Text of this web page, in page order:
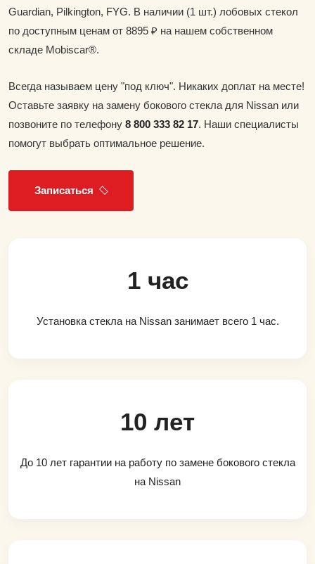
Guardian, Pilkington, FYG. В наличии (1 шт.) лобовых стекол
по доступным ценам от 8895 ₽ на нашем собственном
складе Mobiscar®.
Всегда называем цену "под ключ". Никаких доплат на месте!
Оставьте заявку на замену бокового стекла для Nissan или
позвоните по телефону 8 800 333 82 17. Наши специалисты
помогут выбрать оптимальное решение.
Записаться
1 час
Установка стекла на Nissan занимает всего 1 час.
10 лет
До 10 лет гарантии на работу по замене бокового стекла
на Nissan